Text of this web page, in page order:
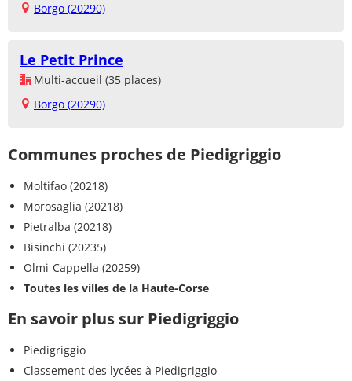
Borgo (20290)
Le Petit Prince
Multi-accueil (35 places)
Borgo (20290)
Communes proches de Piedigriggio
Moltifao (20218)
Morosaglia (20218)
Pietralba (20218)
Bisinchi (20235)
Olmi-Cappella (20259)
Toutes les villes de la Haute-Corse
En savoir plus sur Piedigriggio
Piedigriggio
Classement des lycées à Piedigriggio